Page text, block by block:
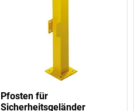
Pfosten für
Sicherheitsgeländer